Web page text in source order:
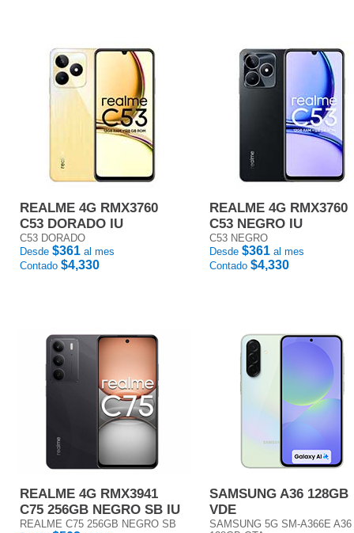
REALME 4G RMX3760
C53 DORADO IU
C53 DORADO
Desde $361 al mes
Contado $4,330
REALME 4G RMX3760
C53 NEGRO IU
C53 NEGRO
Desde $361 al mes
Contado $4,330
REALME 4G RMX3941
C75 256GB NEGRO SB IU
REALME C75 256GB NEGRO SB
SAMSUNG A36 128GB
VDE
SAMSUNG 5G SM-A366E A36